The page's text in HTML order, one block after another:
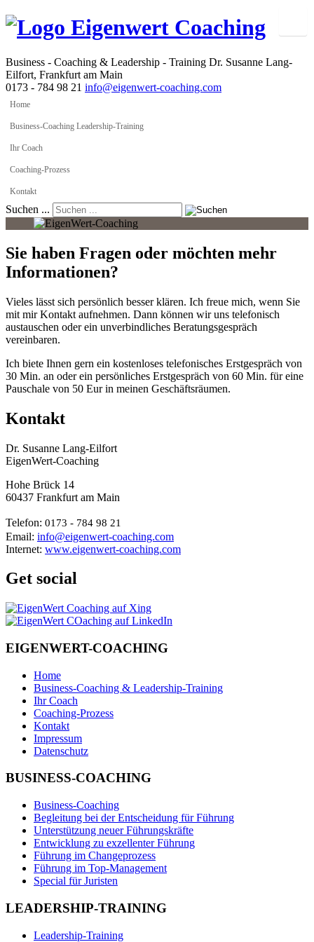
Business - Coaching & Leadership - Training Dr. Susanne Lang-
Eilfort, Frankfurt am Main
0173 - 784 98 21 info@eigenwert-coaching.com
Home
Business-Coaching Leadership-Training
Ihr Coach
Coaching-Prozess
Kontakt
Suchen ...
Sie haben Fragen oder möchten mehr
Informationen?
Vieles lässt sich persönlich besser klären. Ich freue mich, wenn Sie
mit mir Kontakt aufnehmen. Dann können wir uns telefonisch
austauschen oder ein unverbindliches Beratungsgespräch
vereinbaren.
Ich biete Ihnen gern ein kostenloses telefonisches Erstgespräch von
30 Min. an oder ein persönliches Erstgespräch von 60 Min. für eine
Pauschale von 50 Eur in meinen Geschäftsräumen.
Kontakt
Dr. Susanne Lang-Eilfort
EigenWert-Coaching
Hohe Brück 14
60437 Frankfurt am Main
Telefon: 0173 - 784 98 21
Email: info@eigenwert-coaching.com
Internet: www.eigenwert-coaching.com
Get social
EIGENWERT-COACHING
Home
Business-Coaching & Leadership-Training
Ihr Coach
Coaching-Prozess
Kontakt
Impressum
Datenschutz
BUSINESS-COACHING
Business-Coaching
Begleitung bei der Entscheidung für Führung
Unterstützung neuer Führungskräfte
Entwicklung zu exzellenter Führung
Führung im Changeprozess
Führung im Top-Management
Special für Juristen
LEADERSHIP-TRAINING
Leadership-Training